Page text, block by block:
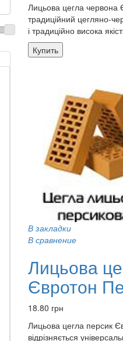
Лицьова цегла червона
традиційний цегляно-
і традиційно висока
Купить
В закладки
В сравнение
Лицьова
Євротон
18.80 грн
Лицьова цегла персик
відрізняється